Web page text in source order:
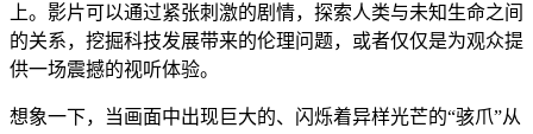
上。影片可以通过紧张刺激的剧情，探索人类与未知生命之间
的关系，挖掘科技发展带来的伦理问题，或者仅仅是为观众提
供一场震撼的视听体验。
想象一下，当画面中出现巨大的、闪烁着异样光芒的“骇爪”从